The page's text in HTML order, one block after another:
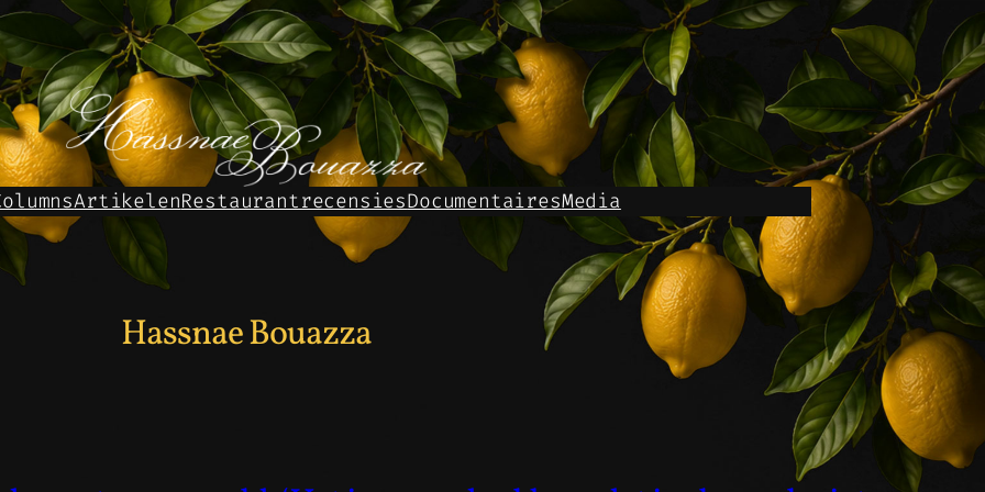
ArtikelenRestaurantrecensiesDocumentairesMedia
Hassnae Bouazza